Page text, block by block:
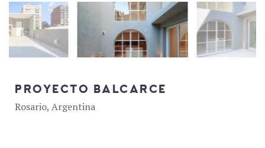
PROYECTO BALCARCE
Rosario, Argentina